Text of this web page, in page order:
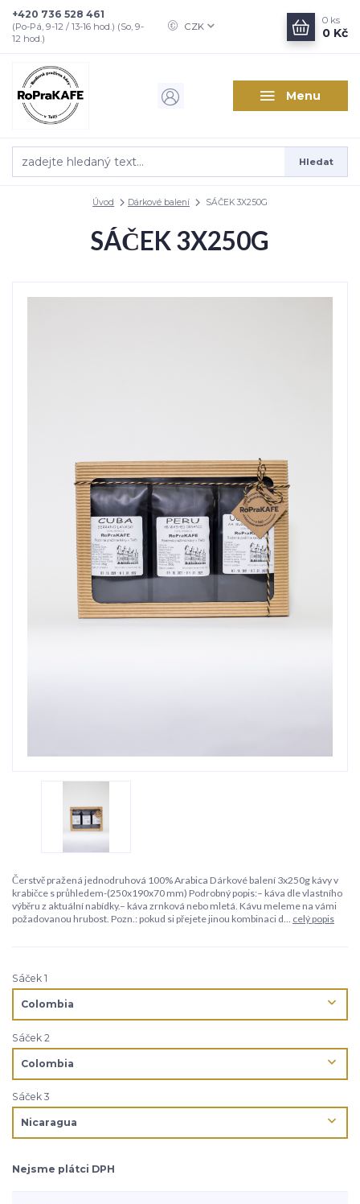
Menu
CZK
Hledat
+420 736 528 461
(Po-Pá, 9-12 / 13-16 hod.) (So, 9-
12 hod.)
0 ks
0 Kč
Úvod Dárkové balení SÁČEK 3X250G
SÁČEK 3X250G
Čerstvě pražená jednodruhová 100% Arabica Dárkové balení 3x250g kávy v
krabičce s průhledem-(250x190x70 mm) Podrobný popis:– káva dle vlastního
výběru z aktuální nabídky.– káva zrnková nebo mletá. Kávu meleme na vámi
požadovanou hrubost. Pozn.: pokud si přejete jinou kombinaci d... celý popis
Sáček 1
Sáček 2
Sáček 3
Nejsme plátci DPH